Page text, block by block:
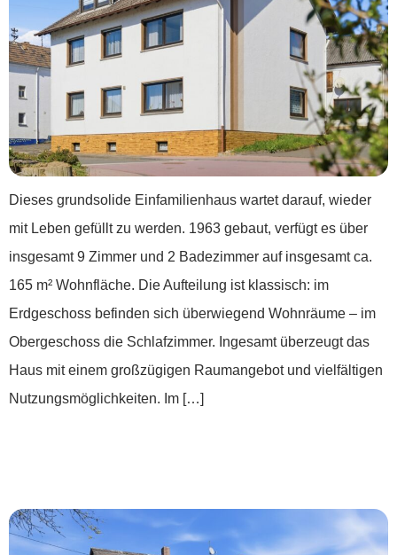
Dieses grundsolide Einfamilienhaus wartet darauf, wieder
mit Leben gefüllt zu werden. 1963 gebaut, verfügt es über
insgesamt 9 Zimmer und 2 Badezimmer auf insgesamt ca.
165 m² Wohnfläche. Die Aufteilung ist klassisch: im
Erdgeschoss befinden sich überwiegend Wohnräume – im
Obergeschoss die Schlafzimmer. Ingesamt überzeugt das
Haus mit einem großzügigen Raumangebot und vielfältigen
Nutzungsmöglichkeiten. Im […]